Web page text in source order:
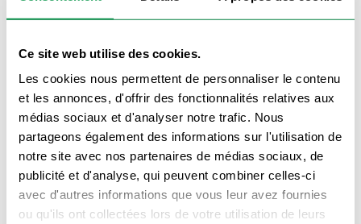
Ce site web utilise des cookies.
Les cookies nous permettent de personnaliser le contenu
et les annonces, d'offrir des fonctionnalités relatives aux
médias sociaux et d'analyser notre trafic. Nous
partageons également des informations sur l'utilisation de
notre site avec nos partenaires de médias sociaux, de
publicité et d'analyse, qui peuvent combiner celles-ci
avec d'autres informations que vous leur avez fournies
ou qu'ils ont collectées lors de votre utilisation de leurs
Porte échelle
Roue de secours charge lourde
Support de roue de secours
Roue jockey escamotable
Antivol
Caractéristiques techniques:
Châssis galvanisé
2 essieux de 1350 kg (total de 2700 kg)